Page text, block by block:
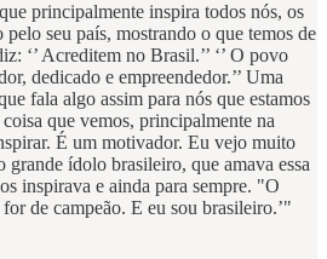
principalmente inspira todos nós, os
seu país, mostrando o que temos de
‘’ Acreditem no Brasil.’’ ‘’ O povo
dedicado e empreendedor.’’ Uma
fala algo assim para nós que estamos
que vemos, principalmente na
É um motivador. Eu vejo muito
grande ídolo brasileiro, que amava essa
inspirava e ainda para sempre. "O
de campeão. E eu sou brasileiro.’"